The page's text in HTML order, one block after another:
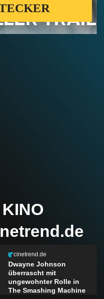
KINO
cinetrend.de
Dwayne Johnson
überrascht mit
ungewohnter Rolle in
The Smashing Machine